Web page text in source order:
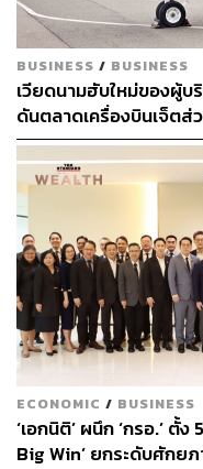
MAKRO ตั้งเป้ารีไฟแ
บาท ซึ่งประกอบด้วยเงิ
ทางการเงิน ~7.0% ต่อปี
หมื่นล้านบาท ต้นทุนทาง
ใน 1H66
เมื่อวันที่ 21 มีนาคม บริ
จำกัด (MAKRO ถือหุ้น
หุ้นกู้ 5 ชุด อัตราดอกเบี้ย
ปี ในกรณีที่หุ้นกู้มีน้ำหนัก
ปี โดยจะทราบจำนวนหุ้
ต้องการของตลาด) และ
หลังจากสิ้นสุดระยะเวล
กระทบอย่างไร:
BUSINESS / BUSINESS
เวียดนามฮับใหม่ของผู้บ
ดันตลาดเครื่องบินเจ็ตส่
ECONOMIC / BUSINESS
‘เอกนิติ’ ผนึก ‘กรอ.’ ตั้
Big Win’ ยกระดับศักย